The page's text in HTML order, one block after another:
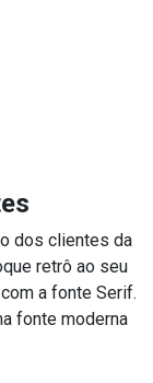
dos clientes da
retrô ao seu
a fonte Serif.
fonte moderna